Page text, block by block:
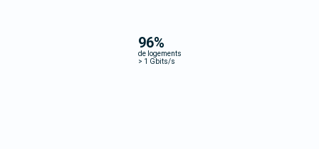
96%
de logements
> 1 Gbits/s